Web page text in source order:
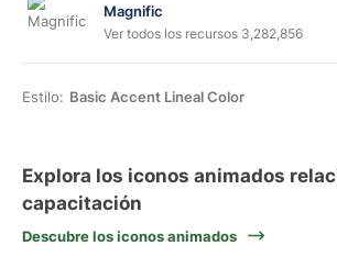
Magnific
Ver todos los recursos 3,282,856
Estilo: Basic Accent Lineal Color
Explora los iconos animados
capacitación
Descubre los iconos animados